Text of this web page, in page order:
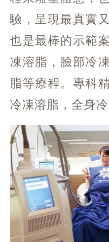
驗，呈現最真實
也是最棒的示範
凍溶脂，臉部冷
脂等療程。專科
冷凍溶脂，全身